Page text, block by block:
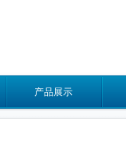
产品展示